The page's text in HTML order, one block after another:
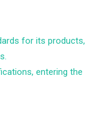
for its products,
entering the